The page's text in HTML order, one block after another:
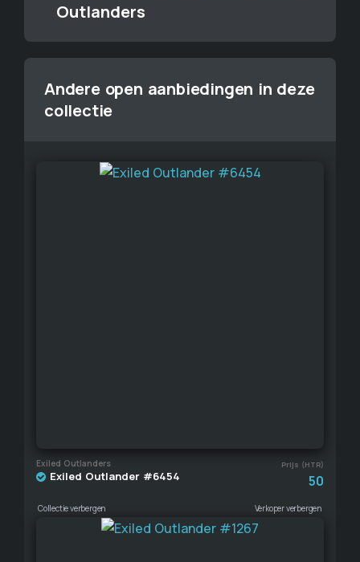
Outlanders
Andere open aanbiedingen in deze
collectie
Exiled Outlanders Prijs (HTR)
Exiled Outlander #6454 50
Collectie verbergen Verkoper verbergen